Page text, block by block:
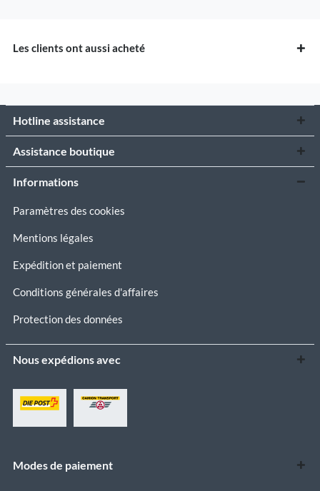
Les clients ont aussi acheté
Hotline assistance
Assistance boutique
Informations
Paramètres des cookies
Mentions légales
Expédition et paiement
Conditions générales d'affaires
Protection des données
Nous expédions avec
Modes de paiement